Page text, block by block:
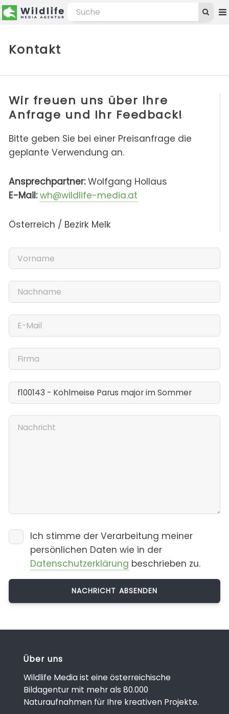
Kontakt
Wir freuen uns über Ihre
Anfrage und Ihr Feedback!
Bitte geben Sie bei einer Preisanfrage die
geplante Verwendung an.
Ansprechpartner:Wolfgang Hollaus
E-Mail: wh@wildlife-media.at
Österreich / Bezirk Melk
Ich stimme der Verarbeitung meiner
persönlichen Daten wie in der
Datenschutzerklärung beschrieben zu.
Über uns
Wildlife Media ist eine österreichische
Bildagentur mit mehr als 80.000
Naturaufnahmen für Ihre kreativen Projekte.